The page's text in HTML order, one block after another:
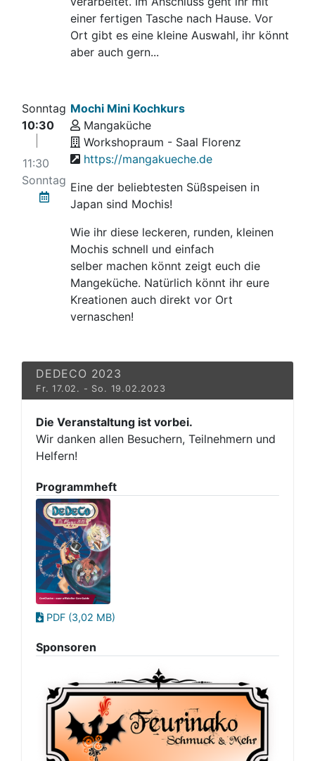
einer fertigen Tasche nach Hause. Vor
Ort gibt es eine kleine Auswahl, ihr könnt
aber auch gern...
Sonntag
10:30
11:30
Sonntag
Mochi Mini Kochkurs
Mangaküche
Workshopraum - Saal Florenz
https://mangakueche.de
Eine der beliebtesten Süßspeisen in
Japan sind Mochis!
Wie ihr diese leckeren, runden, kleinen
Mochis schnell und einfach
selber machen könnt zeigt euch die
Mangeküche. Natürlich könnt ihr eure
Kreationen auch direkt vor Ort
vernaschen!
DEDECO 2023
Fr. 17.02. - So. 19.02.2023
Die Veranstaltung ist vorbei.
Wir danken allen Besuchern, Teilnehmern und
Helfern!
Programmheft
PDF (3,02 MB)
Sponsoren